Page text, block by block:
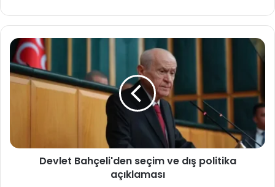
Devlet
Bahçeli'den
seçim
ve
Devlet Bahçeli'den seçim ve dış politika
açıklaması